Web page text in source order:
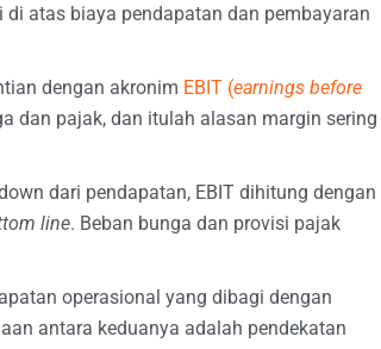
di atas biaya pendapatan dan pembayaran
dengan akronim EBIT (earnings before
dan pajak, dan itulah alasan margin sering
dari pendapatan, EBIT dihitung dengan
line. Beban bunga dan provisi pajak
operasional yang dibagi dengan
antara keduanya adalah pendekatan